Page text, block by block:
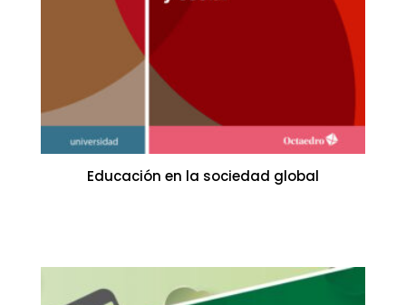
Educación en la sociedad global